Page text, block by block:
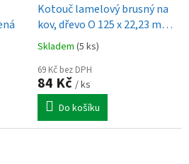
Kotouč lamelový brusný na
kov, dřevo O 125 x 22,23 mm,
zrnitost 120
Skladem (5 ks)
69 Kč bez DPH
84 Kč / ks
Do košíku